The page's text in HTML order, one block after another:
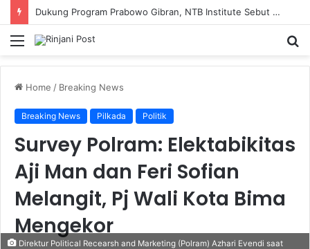
Dukung Program Prabowo Gibran, NTB Institute Sebut MBG dan Kopdes Solusi Percepatan Pembangunan Daerah 3T
Menu
Home / Breaking News
Breaking News Pilkada Politik
Survey Polram: Elektabikitas
Aji Man dan Feri Sofian
Melangit, Pj Wali Kota Bima
Mengekor
Direktur Political Recearsh and Marketing (Polram) Azhari Evendi saat